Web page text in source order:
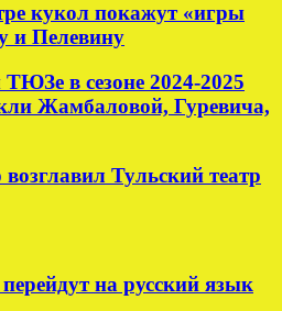
кукол покажут «игры
и Пелевину
в сезоне 2024-2025
Жамбаловой, Гуревича,
Тульский театр
на русский язык